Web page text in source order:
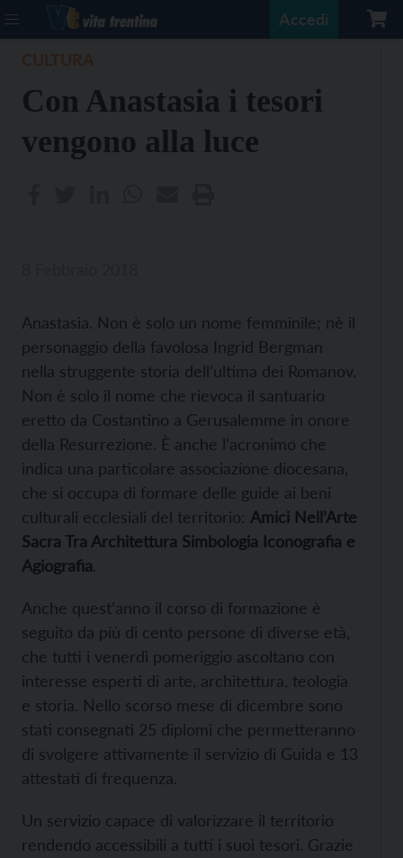
Accedi
Con Anastasia i tesori
vengono alla luce
Anastasia. Non è solo un nome femminile; nè il
personaggio della favolosa Ingrid Bergman
nella struggente storia dell’ultima dei Romanov.
Non è solo il nome che rievoca il santuario
eretto da Costantino a Gerusalemme in onore
della Resurrezione. È anche l’acronimo che
indica una particolare associazione diocesana,
che si occupa di formare delle guide ai beni
culturali ecclesiali del territorio: Amici Nell’Arte
Sacra Tra Architettura Simbologia Iconografia e
Agiografia.
Anche quest’anno il corso di formazione è
seguito da più di cento persone di diverse età,
che tutti i venerdì pomeriggio ascoltano con
interesse esperti di arte, architettura, teologia
e storia. Nello scorso mese di dicembre sono
stati consegnati 25 diplomi che permetteranno
di svolgere attivamente il servizio di Guida e 13
attestati di frequenza.
Un servizio capace di valorizzare il territorio
rendendo accessibili a tutti i suoi tesori. Grazie